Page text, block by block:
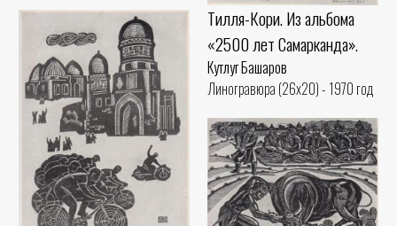
Тилля-Кори. Из альбома
«2500 лет Самарканда».
Кутлуг Башаров
Линогравюра (26x20) - 1970 год